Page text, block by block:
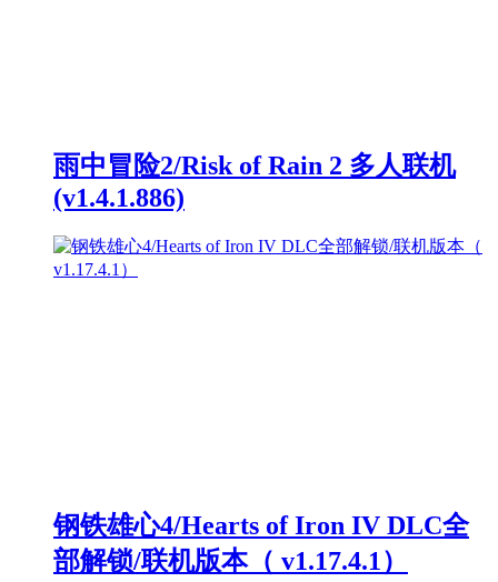
雨中冒险2/Risk of Rain 2 多人联机
(v1.4.1.886)
钢铁雄心4/Hearts of Iron IV DLC全
部解锁/联机版本（ v1.17.4.1）